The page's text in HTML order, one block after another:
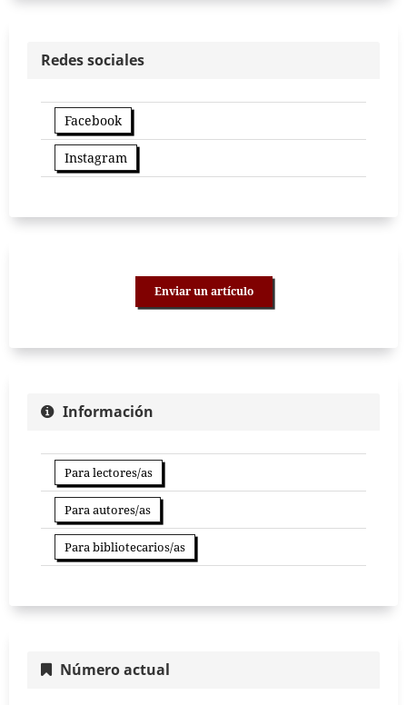
Redes sociales
Facebook
Instagram
Enviar un artículo
Información
Para lectores/as
Para autores/as
Para bibliotecarios/as
Número actual